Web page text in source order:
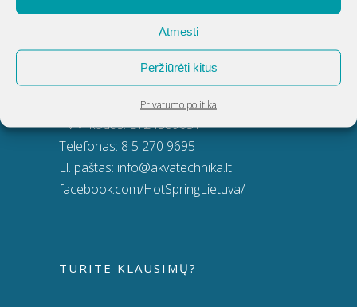
Atmesti
Peržiūrėti kitus
Privatumo politika
Adresas: Dunojaus g. 20, Vilnius
Įmonės kodas: 124389034
PVM kodas: LT243890314
Telefonas: 8 5 270 9695
El. paštas: info@akvatechnika.lt
facebook.com/HotSpringLietuva/
TURITE KLAUSIMŲ?